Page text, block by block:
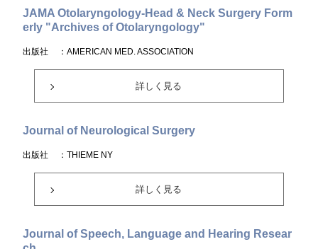
JAMA Otolaryngology-Head & Neck Surgery Form
erly "Archives of Otolaryngology"
出版社 ：AMERICAN MED. ASSOCIATION
詳しく見る
Journal of Neurological Surgery
出版社 ：THIEME NY
詳しく見る
Journal of Speech, Language and Hearing Resear